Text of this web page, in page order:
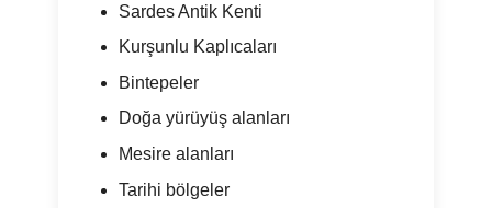
Sardes Antik Kenti
Kurşunlu Kaplıcaları
Bintepeler
Doğa yürüyüş alanları
Mesire alanları
Tarihi bölgeler